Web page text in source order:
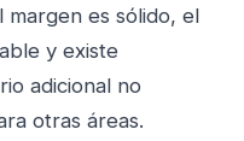
es sólido, el
y existe
adicional no
otras áreas.